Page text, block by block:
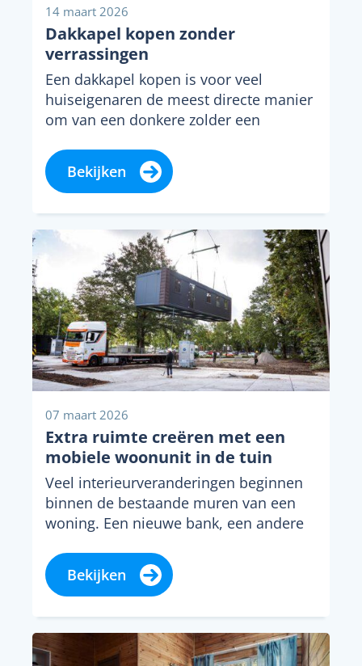
14 maart 2026
Dakkapel kopen zonder
verrassingen
Een dakkapel kopen is voor veel
huiseigenaren de meest directe manier
om van een donkere zolder een
Bekijken
07 maart 2026
Extra ruimte creëren met een
mobiele woonunit in de tuin
Veel interieurveranderingen beginnen
binnen de bestaande muren van een
woning. Een nieuwe bank, een andere
Bekijken